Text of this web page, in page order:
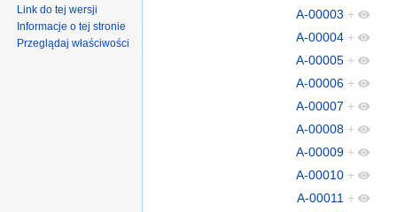
A-00003 +
A-00004 +
A-00005 +
A-00006 +
A-00007 +
A-00008 +
A-00009 +
A-00010 +
A-00011 +
Link do tej wersji
Informacje o tej stronie
Przeglądaj właściwości